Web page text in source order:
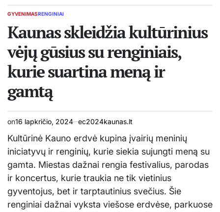
POSTED
GYVENIMASRENGINIAI
Kaunas skleidžia kultūrinius
vėjų gūsius su renginiais,
kurie suartina meną ir
gamtą
on16 lapkričio, 2024 ec2024kaunas.lt
Kultūrinė Kauno erdvė kupina įvairių meninių
iniciatyvų ir renginių, kurie siekia sujungti meną su
gamta. Miestas dažnai rengia festivalius, parodas
ir koncertus, kurie traukia ne tik vietinius
gyventojus, bet ir tarptautinius svečius. Šie
renginiai dažnai vyksta viešose erdvėse, parkuose